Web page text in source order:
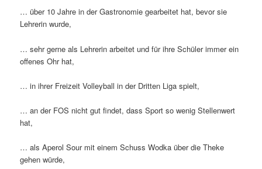
… über 10 Jahre in der Gastronomie gearbeitet hat, bevor sie
Lehrerin wurde,
… sehr gerne als Lehrerin arbeitet und für ihre Schüler immer ein
offenes Ohr hat,
… in ihrer Freizeit Volleyball in der Dritten Liga spielt,
… an der FOS nicht gut findet, dass Sport so wenig Stellenwert
hat,
… als Aperol Sour mit einem Schuss Wodka über die Theke
gehen würde,